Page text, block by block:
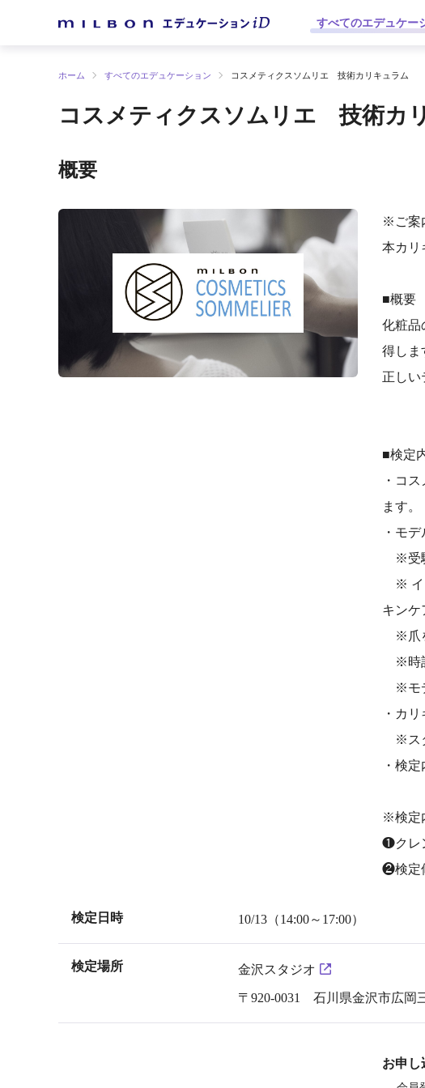
すべてのエデュケー
ホーム すべてのエデュケーション コスメティクスソムリエ 技術カリキュラム
コスメティクスソムリエ 技術カ
概要
※ご案
本カリ
■概要
化粧品
得しま
正しい
■検定
・コ
ます。
・モ
※受
※ イ
キンケ
※爪
※時
※モ
・カ
※ス
・検
※検定
❶クレ
❷検定
検定日時 10/13（14:00～17:00）
検定場所 金沢スタジオ
〒920-0031 石川県金沢市広岡
お申し